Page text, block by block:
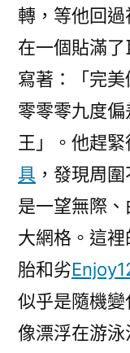
轉，等他回
在一個貼滿
寫著：「完
零零零九度
王」。他趕
具 ，發現周
是一望無際
大網格。這
胎和劣
似乎是隨機
像漂浮在游